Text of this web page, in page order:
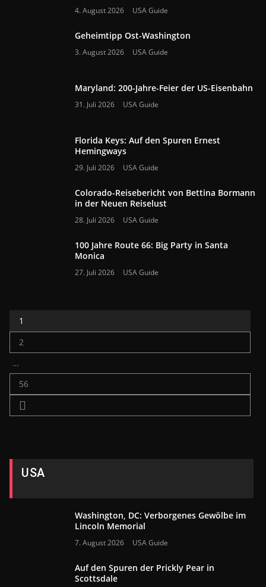
4. August 2026 USA Guide
Geheimtipp Ost-Washington
3. August 2026 USA Guide
Maryland: 200-Jahre-Feier der US-Eisenbahn
31. Juli 2026 USA Guide
Florida Keys: Auf den Spuren Ernest
Hemingways
29. Juli 2026 USA Guide
Colorado-Reisebericht von Bettina Bormann
in der Neuen Reiselust
28. Juli 2026 USA Guide
100 Jahre Route 66: Big Party in Santa
Monica
27. Juli 2026 USA Guide
1
2
…
56
USA
Washington, DC: Verborgenes Gewölbe im
Lincoln Memorial
7. August 2026 USA Guide
Auf den Spuren der Prickly Pear in
Scottsdale